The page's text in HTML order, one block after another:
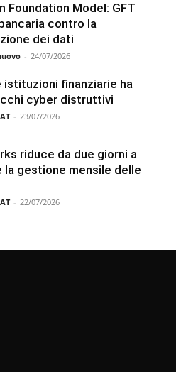
Foundation Model: GFT
contro la
dei dati
- 24/07/2026
istituzioni finanziarie ha
cyber distruttivi
- 23/07/2026
riduce da due giorni a
la gestione mensile delle
- 22/07/2026